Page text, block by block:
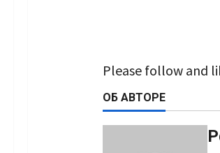
Please follow and
ОБ АВТОРЕ